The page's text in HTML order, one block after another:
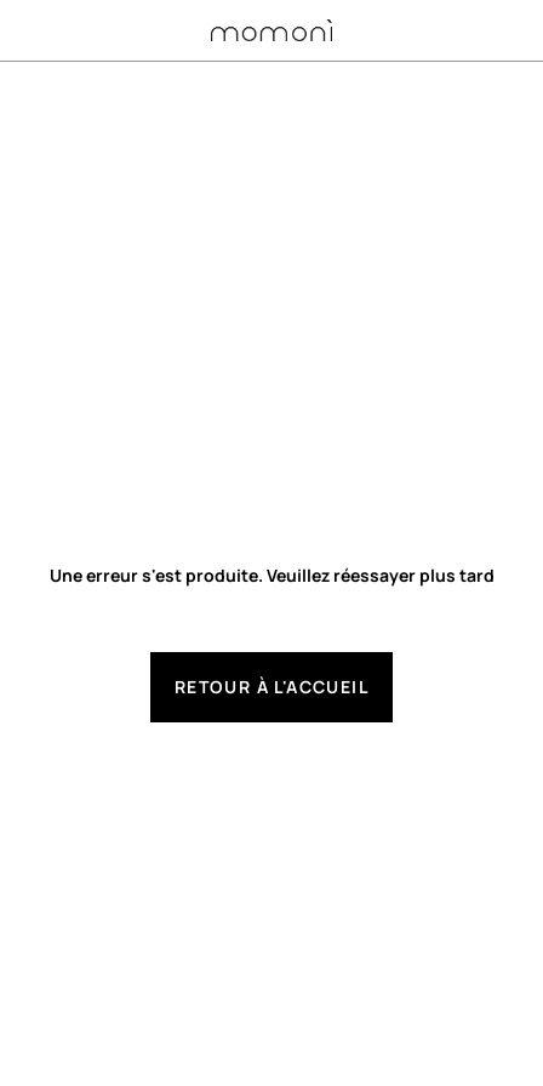
Une erreur s'est produite. Veuillez réessayer plus tard
RETOUR À L'ACCUEIL